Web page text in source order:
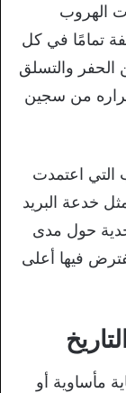
الهروب
تمامًا في كل
الحفر والتسلق
من سجين
التي اعتمدت
خدعة البريد
جدية حول مدى
فيها أعلى
مأساوية أو